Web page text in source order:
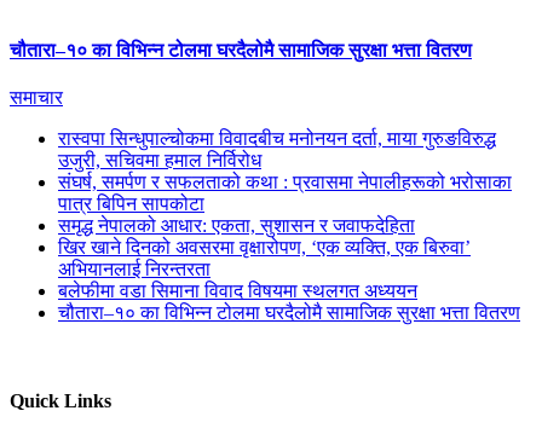
चौतारा–१० का विभिन्न टोलमा घरदैलोमै सामाजिक सुरक्षा भत्ता वितरण
समाचार
रास्वपा सिन्धुपाल्चोकमा विवादबीच मनोनयन दर्ता, माया गुरुङविरुद्ध
उजुरी, सचिवमा हमाल निर्विरोध
संघर्ष, समर्पण र सफलताको कथा : प्रवासमा नेपालीहरूको भरोसाका
पात्र बिपिन सापकोटा
समृद्ध नेपालको आधार: एकता, सुशासन र जवाफदेहिता
खिर खाने दिनको अवसरमा वृक्षारोपण, ‘एक व्यक्ति, एक बिरुवा’
अभियानलाई निरन्तरता
बलेफीमा वडा सिमाना विवाद विषयमा स्थलगत अध्ययन
चौतारा–१० का विभिन्न टोलमा घरदैलोमै सामाजिक सुरक्षा भत्ता वितरण
Quick Links